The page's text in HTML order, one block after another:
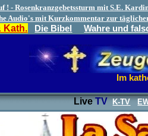
! - Rosenkranzgebetssturm mit S.E.
Audio's mit Kurzkommentar zur
Kath. Die Bibel Wahre und
Im
LiveTV K-TV